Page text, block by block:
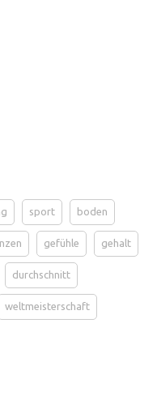
sport boden
gefühle gehalt
durchschnitt
weltmeisterschaft